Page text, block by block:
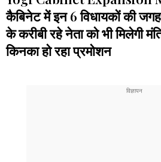
कैबिनेट में इन 6 विधायकों की
के करीबी रहे नेता को भी मिलेगी
किनका हो रहा प्रमोशन